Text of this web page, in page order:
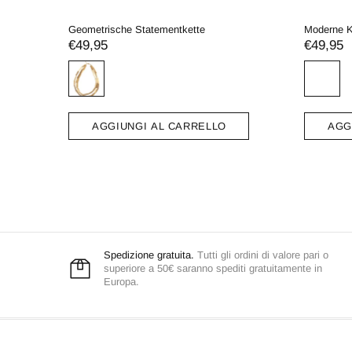
Moderne Zweifarbige Perlenkette
€35,95
AGGIUNGI AL CARRELLO
Spedizione gratuita. Tutti gli ordini di valore pari o
superiore a 50€ saranno spediti gratuitamente in
Europa.